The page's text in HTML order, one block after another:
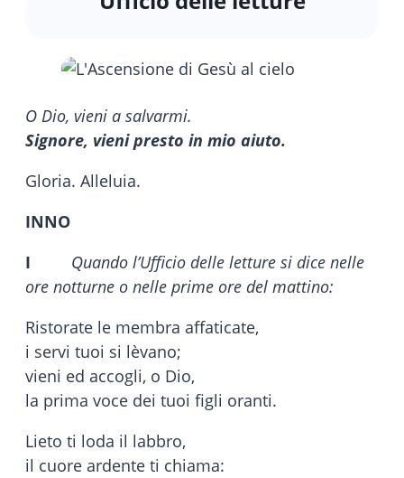
O Dio, vieni a salvarmi.
Signore, vieni presto in mio aiuto.
Gloria. Alleluia.
INNO
I
Quando l’Ufficio delle letture si dice nelle
ore notturne o nelle prime ore del mattino:
Ristorate le membra affaticate,
i servi tuoi si lèvano;
vieni ed accogli, o Dio,
la prima voce dei tuoi figli oranti.
Lieto ti loda il labbro,
il cuore ardente ti chiama: